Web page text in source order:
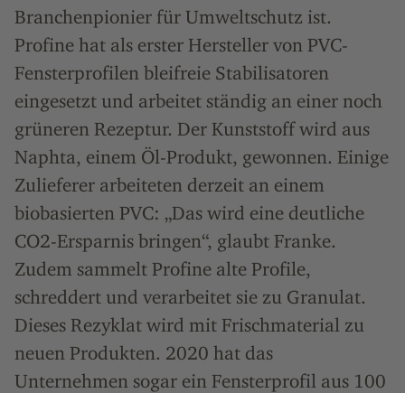
Branchenpionier für Umweltschutz ist.
Profine hat als erster Hersteller von PVC-
Fensterprofilen bleifreie Stabilisatoren
eingesetzt und arbeitet ständig an einer noch
grüneren Rezeptur. Der Kunststoff wird aus
Naphta, einem Öl-Produkt, gewonnen. Einige
Zulieferer arbeiteten derzeit an einem
biobasierten PVC: „Das wird eine deutliche
CO2-Ersparnis bringen“, glaubt Franke.
Zudem sammelt Profine alte Profile,
schreddert und verarbeitet sie zu Granulat.
Dieses Rezyklat wird mit Frischmaterial zu
neuen Produkten. 2020 hat das
Unternehmen sogar ein Fensterprofil aus 100